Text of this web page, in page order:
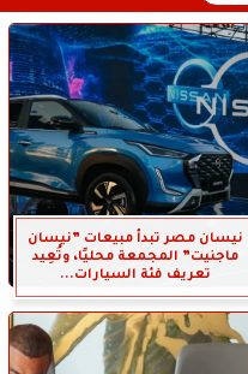
نيسان مصر تبدأ مبيعات ”نيسان
ماجنيت” المجمعة محليًا، وتُعِيد
تعريف فئة السيارات...